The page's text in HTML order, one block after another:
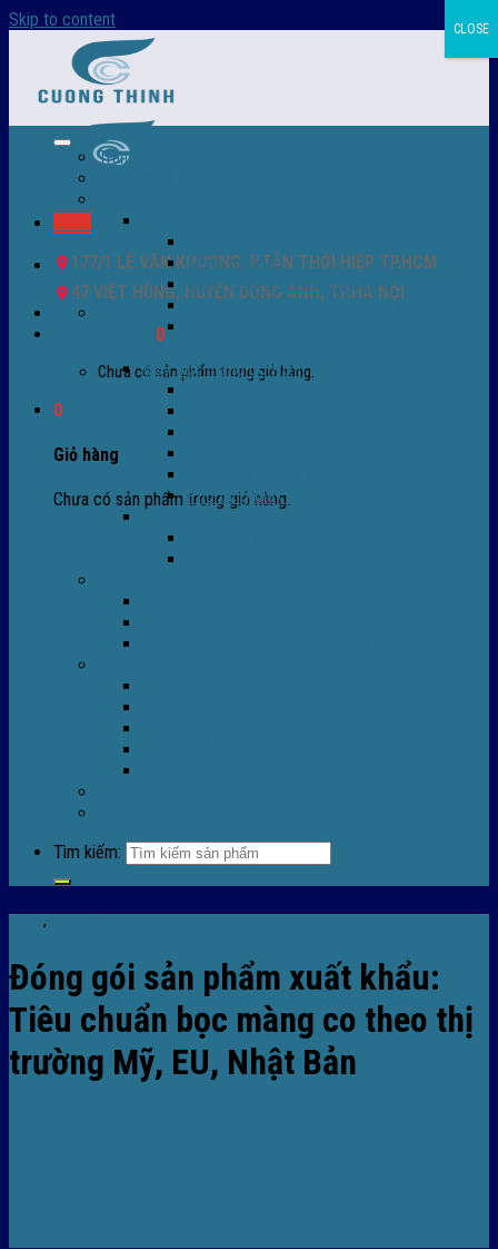
Skip to content
177/1 LÊ VĂN KHƯƠNG, P.TÂN THỚI HIỆP TP.HCM
47 VIỆT HÙNG, HUYỆN ĐÔNG ANH, TP.HÀ NỘI
0932 756 950
0
Chưa có sản phẩm trong giỏ hàng.
0
Giỏ hàng
Chưa có sản phẩm trong giỏ hàng.
Trang chủ – Màng co POF
Màng co PVC
Màng quấn PALLET- màng PE- màng chit
Màng skinpack - skinfilm - hút sát da
Máy bọc màng co POF
Phụ tùng thay thế
Tìm kiếm:
,
Đóng gói sản phẩm xuất khẩu:
Tiêu chuẩn bọc màng co theo thị
trường Mỹ, EU, Nhật Bản
CLOSE